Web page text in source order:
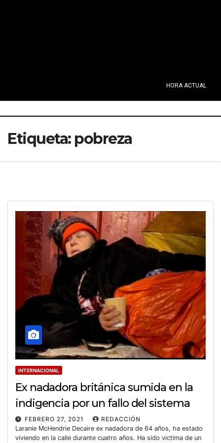
HORA ACTUAL
Etiqueta: pobreza
INTERNACIONAL
Ex nadadora británica sumida en la
indigencia por un fallo del sistema
FEBRERO 27, 2021
REDACCIÓN
Laranie McHendrie Decaire ex nadadora de 64 años, ha estado
viviendo en la calle durante cuatro años. Ha sido victima de un